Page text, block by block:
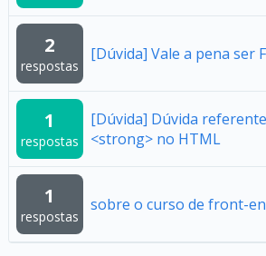
2
respostas
[Dúvida] Vale a pena ser
1
respostas
[Dúvida] Dúvida
<strong> no HTML
1
respostas
sobre o curso de front-